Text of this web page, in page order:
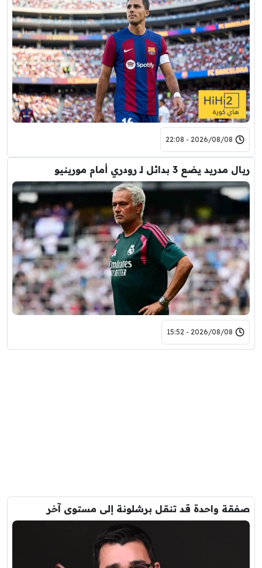
2026/08/08 - 22:08
ريال مدريد يضع 3 بدائل لـ رودري أمام مورينيو
2026/08/08 - 15:52
صفقة واحدة قد تنقل برشلونة إلى مستوى آخر